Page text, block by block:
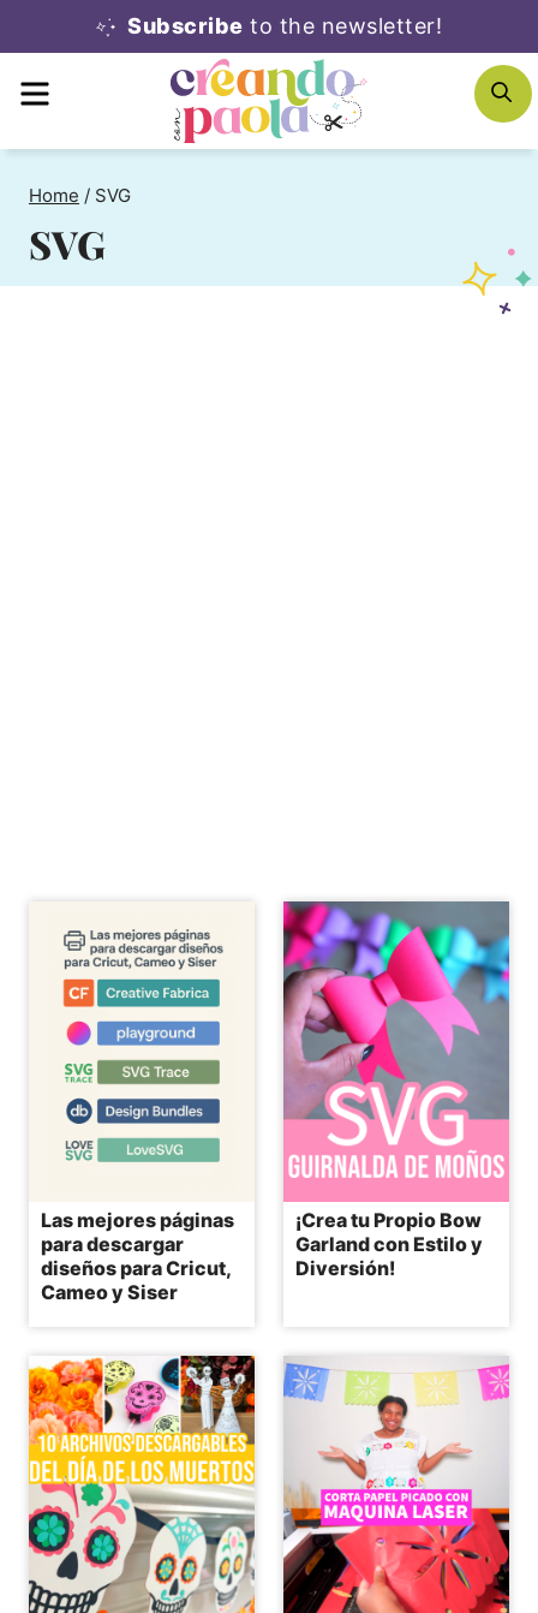
content
Subscribe to the newsletter!
MENU
Home / SVG
SVG
Las mejores páginas
para descargar
diseños para Cricut,
Cameo y Siser
¡Crea tu Propio Bow
Garland con Estilo y
Diversión!